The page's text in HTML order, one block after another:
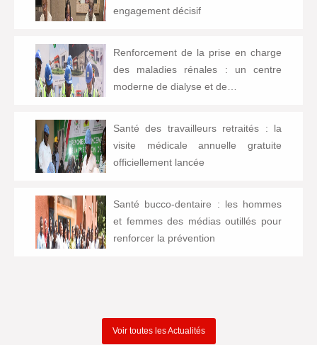
engagement décisif
Renforcement de la prise en charge
des maladies rénales : un centre
moderne de dialyse et de…
Santé des travailleurs retraités : la
visite médicale annuelle gratuite
officiellement lancée
Santé bucco-dentaire : les hommes
et femmes des médias outillés pour
renforcer la prévention
Voir toutes les Actualités